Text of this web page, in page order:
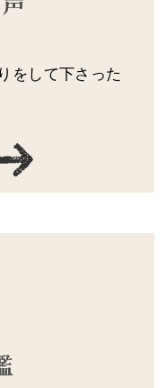
をして下さった